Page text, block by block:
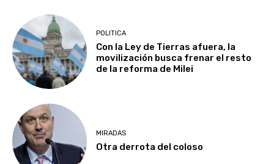
POLITICA
Con la Ley de Tierras afuera, la
movilización busca frenar el resto
de la reforma de Milei
MIRADAS
Otra derrota del coloso